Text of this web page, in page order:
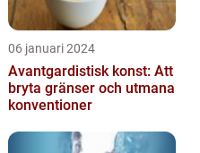
06 januari 2024
Avantgardistisk konst: Att
bryta gränser och utmana
konventioner